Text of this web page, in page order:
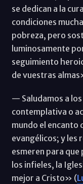
se dedican a la
condiciones
pobreza, pero
luminosamente
seguimiento
de vuestras
— Saludamos a
contemplativa o
mundo el encanto
evangélicos; y les
esmeren para
los infieles, la
mejor a Cristo» (